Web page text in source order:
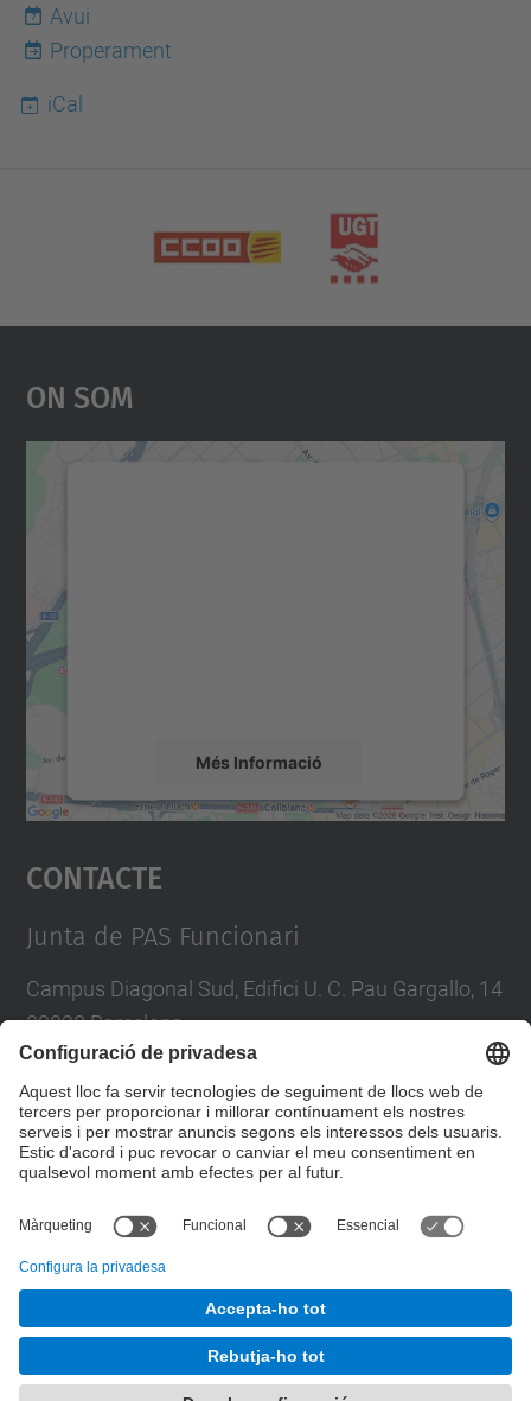
7
Avui
Properament
iCal
On Som
Més Informació
Accepta
powered by
Contacte
Junta de PAS Funcionari
Campus Diagonal Sud, Edifici U. C. Pau Gargallo, 14
08028 Barcelona
E-mail :junta.pasf@upc.edu
Formulari de contacte
Junta PAS Funcionari
Desenvolupat amb